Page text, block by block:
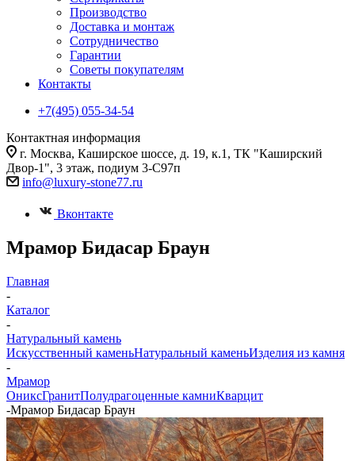
Производство
Доставка и монтаж
Сотрудничество
Гарантии
Советы покупателям
Контакты
+7(495) 055-34-54
Контактная информация
г. Москва, Каширское шоссе, д. 19, к.1, ТК "Каширский
Двор-1", 3 этаж, подиум 3-С97п
info@luxury-stone77.ru
Вконтакте
Мрамор Бидасар Браун
Главная
-
Каталог
-
Натуральный камень
Искусственный каменьНатуральный каменьИзделия из камня
-
Мрамор
ОниксГранитПолудрагоценные камниКварцит
-Мрамор Бидасар Браун